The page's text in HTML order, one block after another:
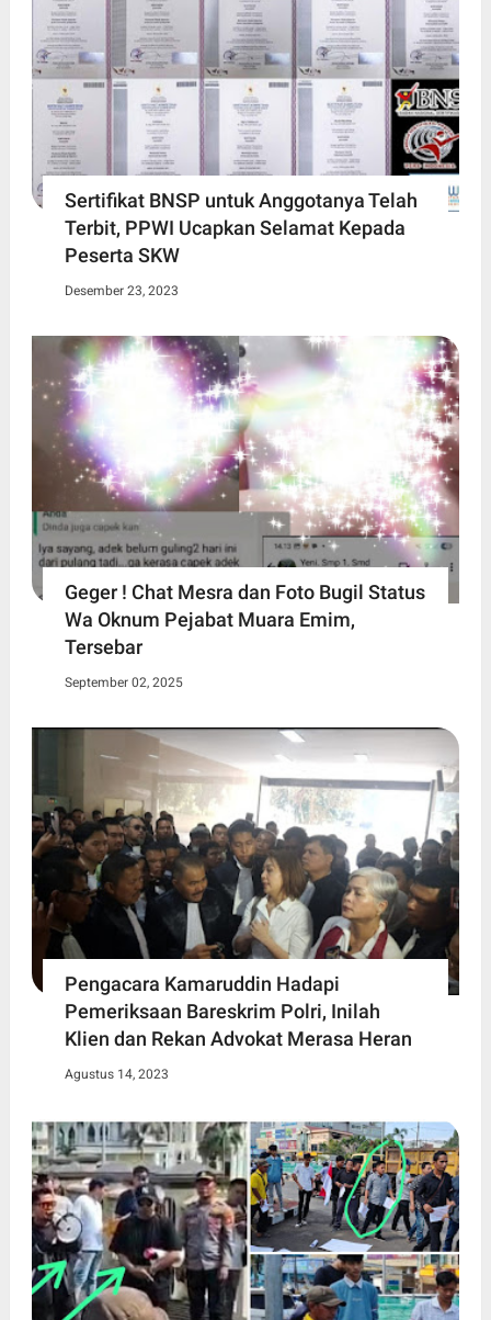
Sertifikat BNSP untuk Anggotanya Telah
Terbit, PPWI Ucapkan Selamat Kepada
Peserta SKW
Desember 23, 2023
Geger ! Chat Mesra dan Foto Bugil Status
Wa Oknum Pejabat Muara Emim,
Tersebar
September 02, 2025
Pengacara Kamaruddin Hadapi
Pemeriksaan Bareskrim Polri, Inilah
Klien dan Rekan Advokat Merasa Heran
Agustus 14, 2023